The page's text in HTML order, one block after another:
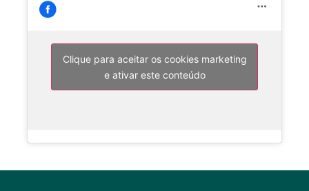
Clique para aceitar os cookies marketing
e ativar este conteúdo